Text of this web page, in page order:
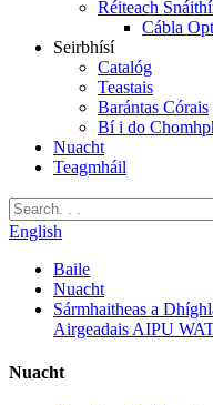
Réiteach
Cábla
Seirbhísí
Catalóg
Teastais
Barántas Córais
Bí i do
Nuacht
Teagmháil
English
Baile
Nuacht
Sármhaitheas a
Airgeadais AIPU
Nuacht